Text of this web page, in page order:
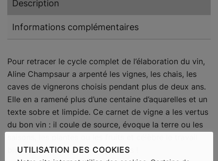
Description
Informations complémentaires
Pour retracer le cycle complet de l’élaboration du vin,
Aline Champsaur a arpenté les vignes, les chais, les
caves de vignerons choisis pendant plus de deux ans.
Elle en a ramené plus d’une centaine d’aquarelles et un
texte sobre et limpide. Ce carnet de vigne a les vertus
du bon vin : il coule de source, évoque la terre ou les
bien fait. Hommage aux vignerons !
UTILISATION DES COOKIES